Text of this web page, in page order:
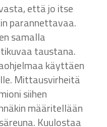
että jo itse
parannettavaa.
samalla
taustana.
käyttäen
Mittausvirheitä
siihen
määritellään
Kuulostaa